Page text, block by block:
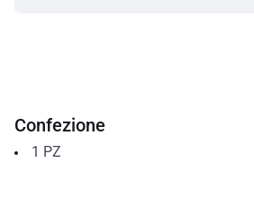
Confezione
1 PZ